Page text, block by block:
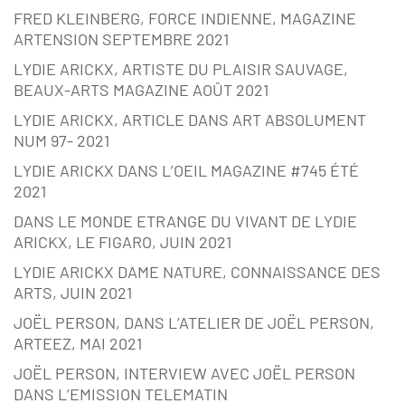
FRED KLEINBERG, FORCE INDIENNE, MAGAZINE
ARTENSION SEPTEMBRE 2021
LYDIE ARICKX, ARTISTE DU PLAISIR SAUVAGE,
BEAUX-ARTS MAGAZINE AOÛT 2021
LYDIE ARICKX, ARTICLE DANS ART ABSOLUMENT
NUM 97- 2021
LYDIE ARICKX DANS L’OEIL MAGAZINE #745 ÉTÉ
2021
DANS LE MONDE ETRANGE DU VIVANT DE LYDIE
ARICKX, LE FIGARO, JUIN 2021
LYDIE ARICKX DAME NATURE, CONNAISSANCE DES
ARTS, JUIN 2021
JOËL PERSON, DANS L’ATELIER DE JOËL PERSON,
ARTEEZ, MAI 2021
JOËL PERSON, INTERVIEW AVEC JOËL PERSON
DANS L’EMISSION TELEMATIN